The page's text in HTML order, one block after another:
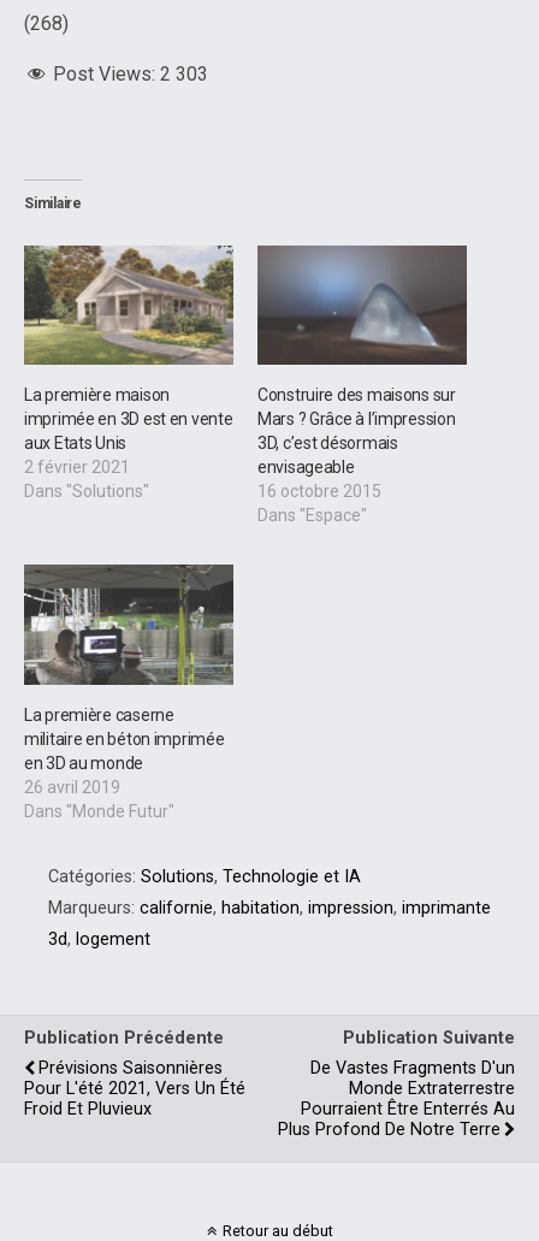
(268)
Post Views: 2 303
Similaire
La première maison
imprimée en 3D est en vente
aux Etats Unis
2 février 2021
Dans "Solutions"
Construire des maisons sur
Mars ? Grâce à l’impression
3D, c’est désormais
envisageable
16 octobre 2015
Dans "Espace"
La première caserne
militaire en béton imprimée
en 3D au monde
26 avril 2019
Dans "Monde Futur"
Catégories: Solutions, Technologie et IA
Marqueurs: californie, habitation, impression, imprimante
3d, logement
Publication Précédente
Prévisions Saisonnières
Pour L'été 2021, Vers Un Été
Froid Et Pluvieux
Publication Suivante
De Vastes Fragments D'un
Monde Extraterrestre
Pourraient Être Enterrés Au
Plus Profond De Notre Terre
Retour au début